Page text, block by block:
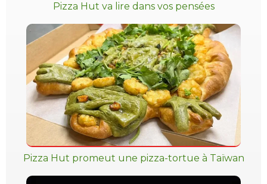
Pizza Hut va lire dans vos pensées
Pizza Hut promeut une pizza-tortue à Taïwan